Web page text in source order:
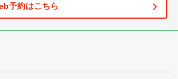
予約はこちら